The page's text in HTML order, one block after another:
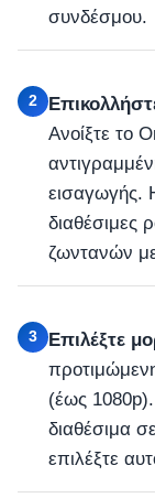
συνδέσμου.
2
Ανοίξτε το
εισαγωγής.
διαθέσιμες
ζωντανών
3 Επιλέξτε
(έως 1080p).
διαθέσιμα
επιλέξτε